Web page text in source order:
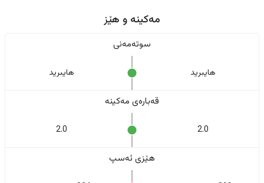
مەکینە و هێز
سوتەمەنی
هایبرید هایبرید
قەبارەی مەکینە
2.0
2.0
هێزی ئەسپ